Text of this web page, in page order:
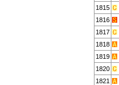
1815
1816
1817
1818
1819
1820
1821